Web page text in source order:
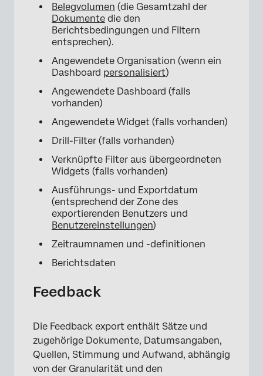
Belegvolumen (die Gesamtzahl der
Dokumente die den
Berichtsbedingungen und Filtern
entsprechen).
Angewendete Organisation (wenn ein
Dashboard personalisiert)
Angewendete Dashboard (falls
vorhanden)
Angewendete Widget (falls vorhanden)
Drill-Filter (falls vorhanden)
Verknüpfte Filter aus übergeordneten
Widgets (falls vorhanden)
Ausführungs- und Exportdatum
(entsprechend der Zone des
exportierenden Benutzers und
Benutzereinstellungen)
Zeitraumnamen und -definitionen
Berichtsdaten
Feedback
Die Feedback export enthält Sätze und
zugehörige Dokumente, Datumsangaben,
Quellen, Stimmung und Aufwand, abhängig
von der Granularität und den